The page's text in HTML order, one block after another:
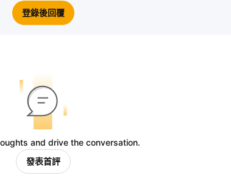
登錄後回覆
and drive the conversation.
發表首評